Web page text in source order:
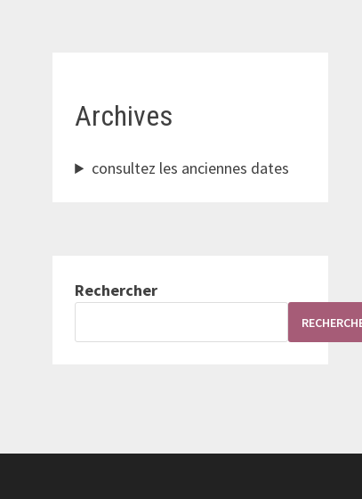
Archives
consultez les anciennes dates
Rechercher